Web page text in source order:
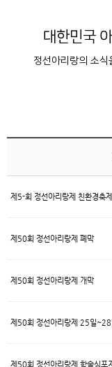
대한민국
정선아리랑의 소
제5-회 정선아리랑제 친환경축
제50회 정선아리랑제 폐막
제50회 정선아리랑제 개막
제50회 정선아리랑제 25일~28
제50회 정선아리랑제 학술심포